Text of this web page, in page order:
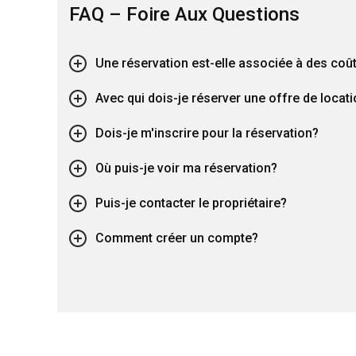
FAQ – Foire Aux Questions
Une réservation est-elle associée à des
Avec qui dois-je réserver une offre de
Dois-je m'inscrire pour la réservation?
Où puis-je voir ma réservation?
Puis-je contacter le propriétaire?
Comment créer un compte?